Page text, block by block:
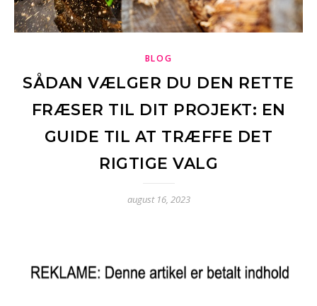
BLOG
SÅDAN VÆLGER DU DEN RETTE
FRÆSER TIL DIT PROJEKT: EN
GUIDE TIL AT TRÆFFE DET
RIGTIGE VALG
august 16, 2023